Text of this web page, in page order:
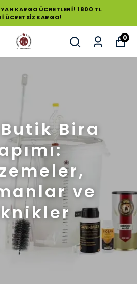
KARGO ÜCRETLERİ ! 1800 TL
ÜCRETSİZ KARGO!
0
Bira
ve